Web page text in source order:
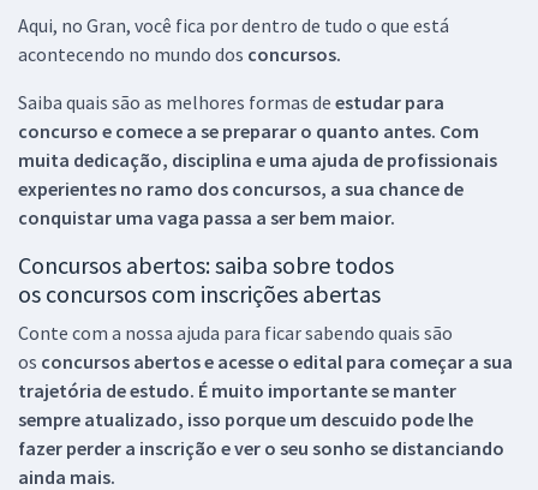
Aqui, no Gran, você fica por dentro de tudo o que está
acontecendo no mundo dos concursos.
Saiba quais são as melhores formas de estudar para
concurso e comece a se preparar o quanto antes. Com
muita dedicação, disciplina e uma ajuda de profissionais
experientes no ramo dos concursos, a sua chance de
conquistar uma vaga passa a ser bem maior.
Concursos abertos: saiba sobre todos
os concursos com inscrições abertas
Conte com a nossa ajuda para ficar sabendo quais são
os concursos abertos e acesse o edital para começar a sua
trajetória de estudo. É muito importante se manter
sempre atualizado, isso porque um descuido pode lhe
fazer perder a inscrição e ver o seu sonho se distanciando
ainda mais.